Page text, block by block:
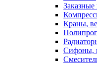
Краны,
Сифоны,